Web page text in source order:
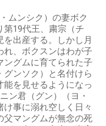
ムンシク）の妻ボク
第19代王、粛宗（チ
出産する。しかし月
れ、ボクスンはわが子
ングムに育てられた子
ンソク）と名付けら
を見せるようになっ
ン君（グン）（ヨ・
事に溺れ空しく日々
父マングムが無念の死